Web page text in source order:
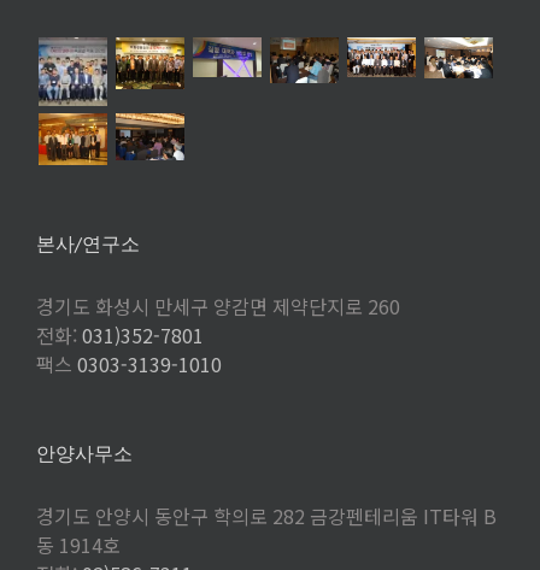
본사/연구소
경기도 화성시 만세구 양감면 제약단지로 260
전화: 031)352-7801
팩스 0303-3139-1010
안양사무소
경기도 안양시 동안구 학의로 282 금강펜테리움 IT타워 B
동 1914호